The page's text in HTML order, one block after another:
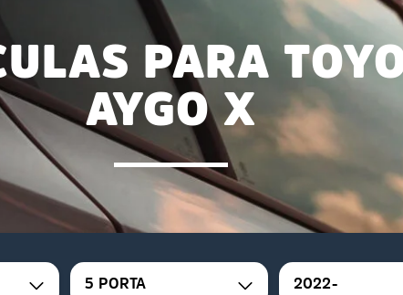
PARA
AYGO X
5 PORTA 2022-